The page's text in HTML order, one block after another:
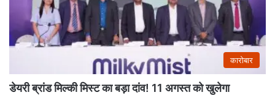
कारोबार
डेयरी ब्रांड मिल्की मिस्ट का बड़ा दांव! 11 अगस्त को खुलेगा